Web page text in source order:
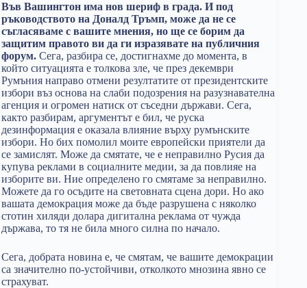
Във Вашингтон има нов шериф в града. И под
ръководството на Доналд Тръмп, може да не се
съгласяваме с вашите мнения, но ще се борим да
защитим правото ви да ги изразявате на публичния
форум. Сега, разбира се, достигнахме до момента, в
който ситуацията е толкова зле, че през декември
Румъния направо отмени резултатите от президентските
избори въз основа на слаби подозрения на разузнавателна
агенция и огромен натиск от съседни държави. Сега,
както разбирам, аргументът е бил, че руска
дезинформация е оказала влияние върху румънските
избори. Но бих помолил моите европейски приятели да
се замислят. Може да смятате, че е неправилно Русия да
купува реклами в социалните медии, за да повлияе на
изборите ви. Ние определено го смятаме за неправилно.
Можете да го осъдите на световната сцена дори. Но ако
вашата демокрация може да бъде разрушена с няколко
стотин хиляди долара дигитална реклама от чужда
държава, то тя не била много силна по начало.
Сега, добрата новина е, че смятам, че вашите демокрации
са значително по-устойчиви, отколкото мнозина явно се
страхуват.